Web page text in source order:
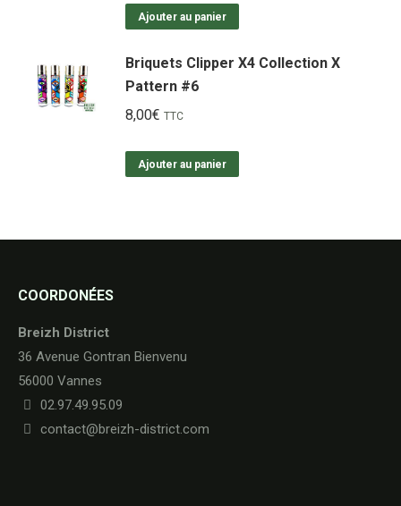
Ajouter au panier
Briquets Clipper X4 Collection X
Pattern #6
8,00€ TTC
Ajouter au panier
COORDONÉES
Breizh District
36 Avenue Gontran Bienvenu
56000 Vannes
02.97.49.95.09
contact@breizh-district.com